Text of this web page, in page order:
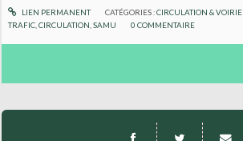
LIEN PERMANENT CATÉGORIES :CIRCULATION & VOIRIE
TRAFIC ,CIRCULATION ,SAMU 0 COMMENTAIRE